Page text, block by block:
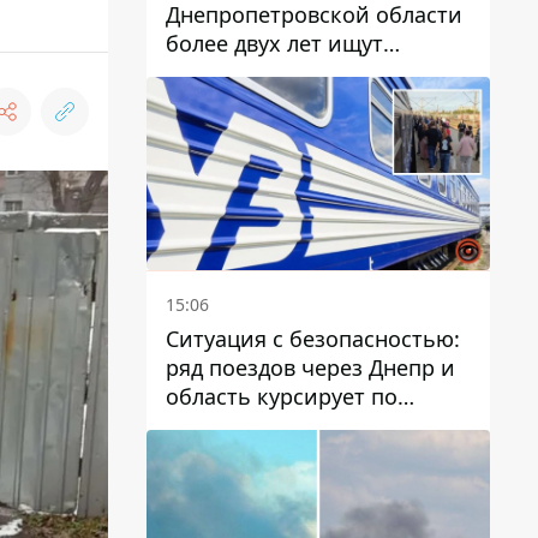
Днепропетровской области
более двух лет ищут
пропавшую женщину
15:06
Ситуация с безопасностью:
ряд поездов через Днепр и
область курсирует по
измененному маршруту, а
часть пути заменили
автобусами и электричками